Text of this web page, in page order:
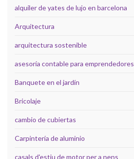
alquiler de yates de lujo en barcelona
Arquitectura
arquitectura sostenible
asesoría contable para emprendedores
Banquete en el jardín
Bricolaje
cambio de cubiertas
Carpintería de aluminio
casals d'estiu de motor per a nens